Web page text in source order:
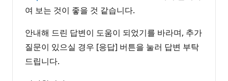
여 보는 것이 좋을 것 같습니다.
안내해 드린 답변이 도움이 되었기를 바라며, 추가
질문이 있으실 경우 [응답] 버튼을 눌러 답변 부탁
드립니다.